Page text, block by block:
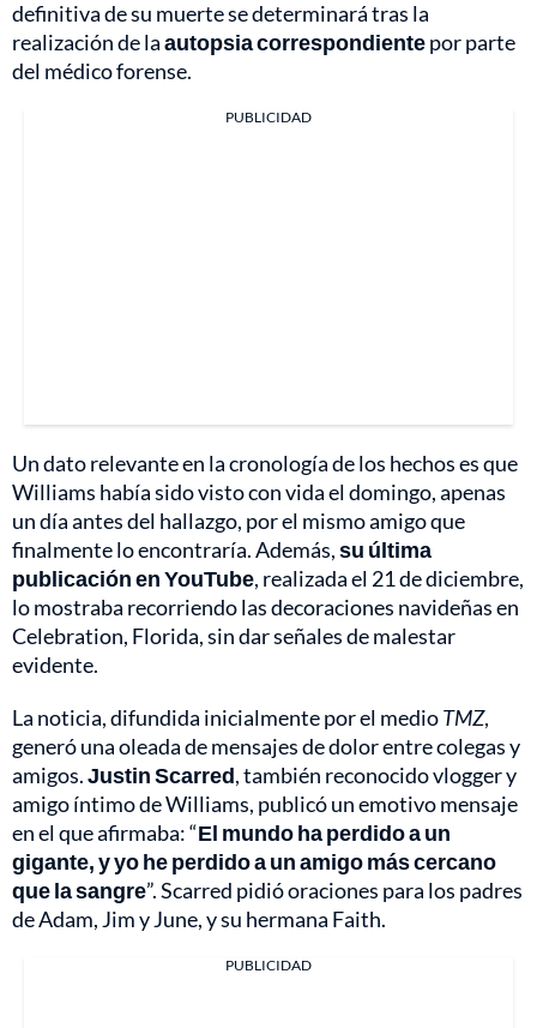
definitiva de su muerte se determinará tras la
realización de laautopsia correspondientepor parte
del médico forense.
PUBLICIDAD
Un dato relevante en la cronología de los hechos es que
Williams había sido visto con vida el domingo, apenas
un día antes del hallazgo, por el mismo amigo que
finalmente lo encontraría. Además,su última
publicación en YouTube, realizada el 21 de diciembre,
lo mostraba recorriendo las decoraciones navideñas en
Celebration, Florida, sin dar señales de malestar
evidente.
La noticia, difundida inicialmente por el medioTMZ,
generó una oleada de mensajes de dolor entre colegas y
amigos.Justin Scarred, también reconocido vlogger y
amigo íntimo de Williams, publicó un emotivo mensaje
en el que afirmaba: “El mundo ha perdido a un
gigante, y yo he perdido a un amigo más cercano
que la sangre”. Scarred pidió oraciones para los padres
de Adam, Jim y June, y su hermana Faith.
PUBLICIDAD